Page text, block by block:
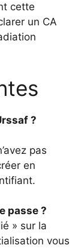
cette
un CA
?
pas
en
passe ?
» sur la
vous